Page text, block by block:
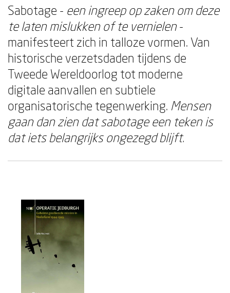
Sabotage - een ingreep op zaken om deze
te laten mislukken of te vernielen-
manifesteert zich in talloze vormen. Van
historische verzetsdaden tijdens de
Tweede Wereldoorlog tot moderne
digitale aanvallen en subtiele
organisatorische tegenwerking. Mensen
gaan dan zien dat sabotage een teken is
dat iets belangrijks ongezegd blijft.